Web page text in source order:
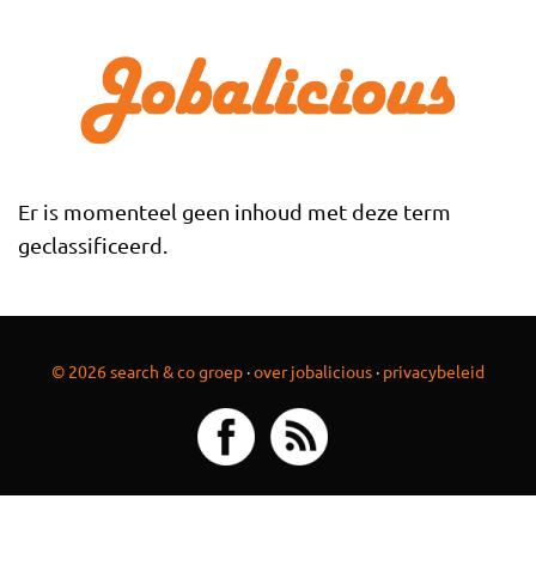
Er is momenteel geen inhoud met deze term
geclassificeerd.
© 2026 search & co groep ·over jobalicious · privacybeleid